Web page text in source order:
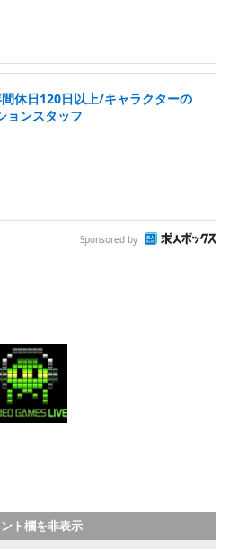
間休日120日以上/キャラクターの
ョンスタッフ
Sponsored by
ト欄を非表示